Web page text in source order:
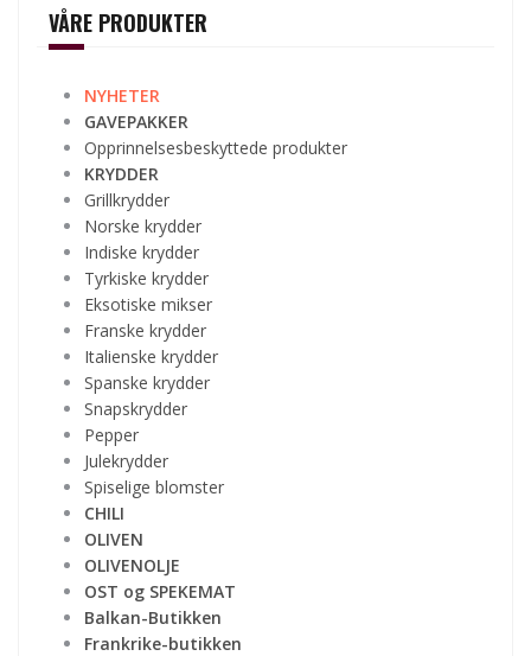
VÅRE PRODUKTER
NYHETER
GAVEPAKKER
Opprinnelsesbeskyttede produkter
KRYDDER
Grillkrydder
Norske krydder
Indiske krydder
Tyrkiske krydder
Eksotiske mikser
Franske krydder
Italienske krydder
Spanske krydder
Snapskrydder
Pepper
Julekrydder
Spiselige blomster
CHILI
OLIVEN
OLIVENOLJE
OST og SPEKEMAT
Balkan-Butikken
Frankrike-butikken